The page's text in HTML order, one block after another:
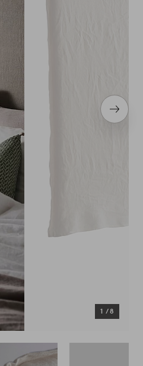
Nästa
produkt
1 /8